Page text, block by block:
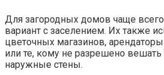
Для загородных домов чаще всего
вариант с заселением. Их также
цветочных магазинов,
или те, кому не разрешено вешать
наружные стены.